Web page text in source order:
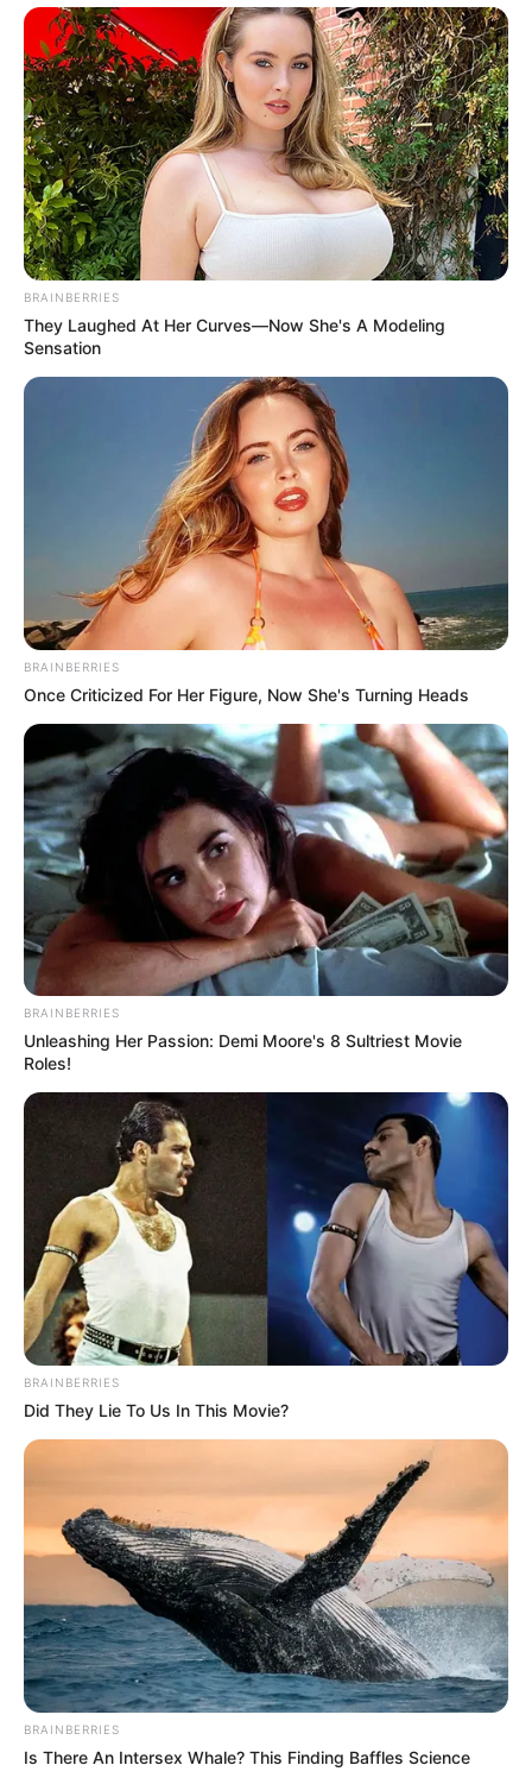
2026 Joint Wellness Assessment Is Now Available
JOINT CARE
These '90s Couples Will Always Hold A Special Place
In Our Hearts
BRAINBERRIES
แนะนำ
ดูดวง
ดูเพิ่มเติม
ดูดวง
เบอร์โทร คน Keep look เป๊ะทุกมุมดูดี
ทุกองศา คุณล่ะมีเลขคู่นี้ไหม
วันที่ 1 ส.ค. 2569 วันคล้ายวันสำเร็จ
มรรคผลพระโพธิสัตว์กวนอิม
สีมงคล
BRAINBERRIES
They Laughed At Her Curves—Now She's A Modeling
Sensation
BRAINBERRIES
Once Criticized For Her Figure, Now She's Turning Heads
BRAINBERRIES
Unleashing Her Passion: Demi Moore's 8 Sultriest Movie
Roles!
BRAINBERRIES
Did They Lie To Us In This Movie?
BRAINBERRIES
Is There An Intersex Whale? This Finding Baffles Science